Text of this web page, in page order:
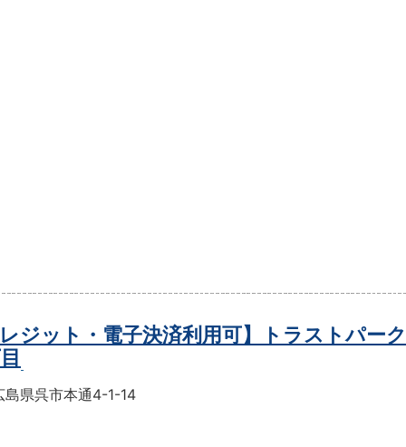
レジット・電子決済利用可】トラストパー
島県呉市本通4-1-14